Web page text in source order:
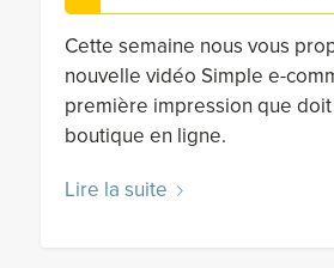
Cette semaine nous vous
nouvelle vidéo Simple e-
première impression que
boutique en ligne.
Lire la suite